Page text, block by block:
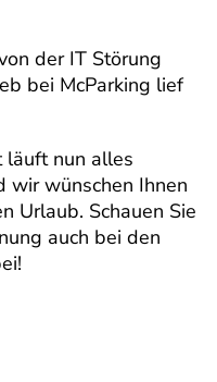
der IT Störung
bei McParking lief
läuft nun alles
wir wünschen Ihnen
Urlaub. Schauen Sie
auch bei den